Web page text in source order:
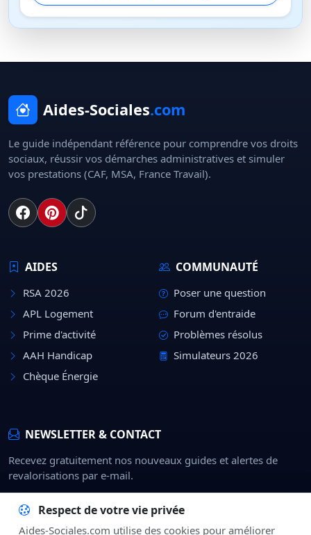
Aides-Sociales.com
Le guide indépendant référence pour comprendre vos droits
sociaux, réussir vos démarches administratives et simuler
vos prestations (CAF, MSA, France Travail).
AIDES
RSA 2026
APL Logement
Prime d'activité
AAH Handicap
Chèque Énergie
COMMUNAUTÉ
Poser une question
Forum d'entraide
Problèmes résolus
Simulateurs 2026
NEWSLETTER & CONTACT
Recevez gratuitement nos nouveaux guides et alertes de
revalorisations par e-mail.
Respect de votre vie privée
Aides-Sociales.com utilise des cookies pour améliorer